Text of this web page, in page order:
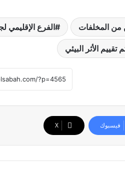
من المخلفات الفرع الإقليمي
تقييم الأثر البيئي
فيسبوك ‫X